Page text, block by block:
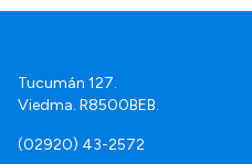
Tucumán 127.
Viedma. R8500BEB.
(02920) 43-2572